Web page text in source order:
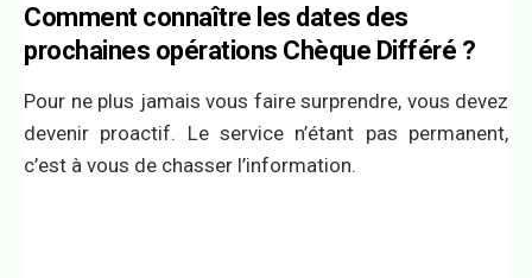
Comment connaître les dates des
prochaines opérations Chèque Différé ?
Pour ne plus jamais vous faire surprendre, vous devez
devenir proactif. Le service n’étant pas permanent,
c’est à vous de chasser l’information.